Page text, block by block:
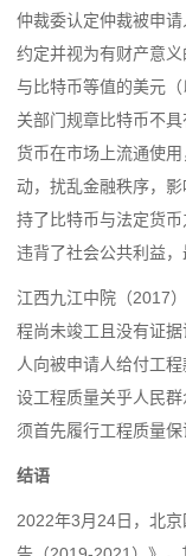
仲裁委认定仲裁被申
约定并视为有财产意
与比特币等值的美元
关部门规章比特币不
货币在市场上流通使
动，扰乱金融秩序，
持了比特币与法定货
违背了社会公共利益，
江西九江中院（2017
程尚未竣工且没有证
人向被申请人给付工
设工程质量关乎人民
须首先履行工程质量
结语
2022年3月24日，北